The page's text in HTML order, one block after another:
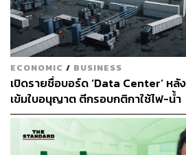
ขณะที่ เดชา วิริยะเจริญกิจ ผู้ช่วยผู้ว่
กล่าวถึงการตรวจสอบหม้อแปลงไฟฟ้
ระยะเวลาในการตรวจสอบสักระยะ
แต่ยังยืนยันการชดเชยค่าเสียหายเป็น
ของกฎหมาย
TAGS: โครงการนำสายไฟฟ้าลงใต้ดิน
กระทรวงดิจิทัลเพื่อเศรษฐกิจและ
ศาลาว่าการกรุงเทพมหานคร
ECONOMIC / BUSINESS
เปิดรายชื่อบอร์ด ‘Data Center’ หลั
เข้มใบอนุญาต ตีกรอบกติกาใช้ไฟ-น้ำ